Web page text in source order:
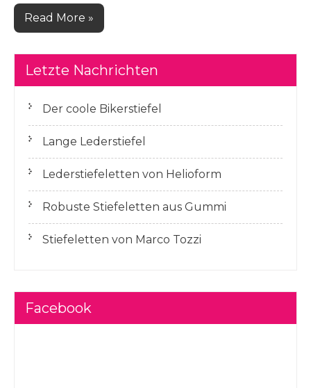
Read More »
Letzte Nachrichten
Der coole Bikerstiefel
Lange Lederstiefel
Lederstiefeletten von Helioform
Robuste Stiefeletten aus Gummi
Stiefeletten von Marco Tozzi
Facebook